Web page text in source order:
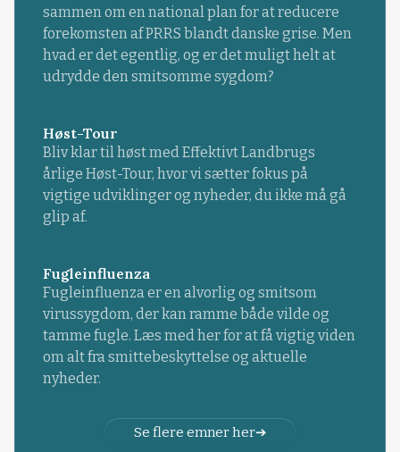
sammen om en national plan for at reducere
forekomsten af PRRS blandt danske grise. Men
hvad er det egentlig, og er det muligt helt at
udrydde den smitsomme sygdom?
Høst-Tour
Bliv klar til høst med Effektivt Landbrugs
årlige Høst-Tour, hvor vi sætter fokus på
vigtige udviklinger og nyheder, du ikke må gå
glip af.
Fugleinfluenza
Fugleinfluenza er en alvorlig og smitsom
virussygdom, der kan ramme både vilde og
tamme fugle. Læs med her for at få vigtig viden
om alt fra smittebeskyttelse og aktuelle
nyheder.
Se flere emner her